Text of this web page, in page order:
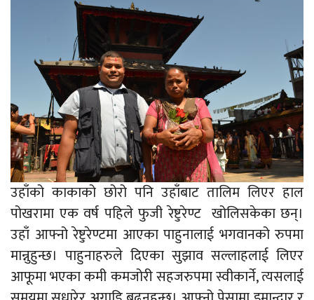
उहाँको काकाको छोरो पनि उहाँबाट तालिम लिएर हाल
पोखरामा एक वर्ष पहिले फुजी रेष्टुरेण्ट खोलिसकेका छन्।
उहाँ आफ्नो रेष्टुरेण्टमा आएका पाहुनालाई भगवानको रुपमा
मान्नुहुन्छ। पाहुनाहरुले दिएका सुझाव सल्लाहलाई लिएर
आफूमा भएका कमी कमजोरी सहजरुपमा स्वीकार्ने, त्यसलाई